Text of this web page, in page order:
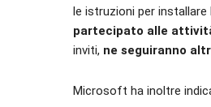
le istruzioni per installare
partecipato alle
inviti, ne seguiranno
Microsoft ha inoltre